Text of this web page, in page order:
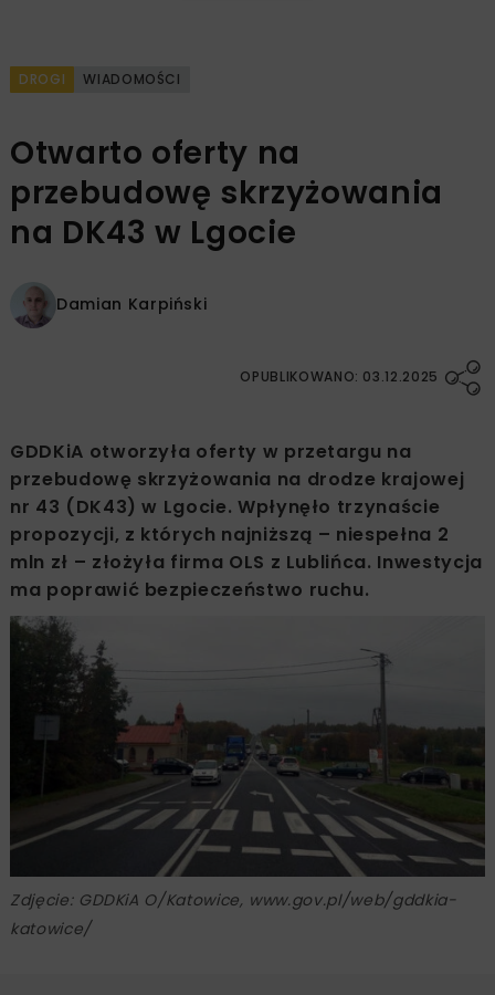
DROGI WIADOMOŚCI
Otwarto oferty na
przebudowę skrzyżowania
na DK43 w Lgocie
Damian Karpiński
OPUBLIKOWANO: 03.12.2025
GDDKiA otworzyła oferty w przetargu na
przebudowę skrzyżowania na drodze krajowej
nr 43 (DK43) w Lgocie. Wpłynęło trzynaście
propozycji, z których najniższą – niespełna 2
mln zł – złożyła firma OLS z Lublińca. Inwestycja
ma poprawić bezpieczeństwo ruchu.
Zdjęcie: GDDKiA O/Katowice, www.gov.pl/web/gddkia-
katowice/